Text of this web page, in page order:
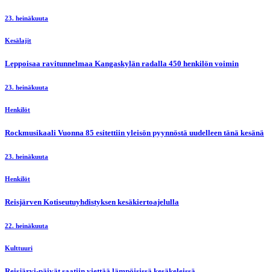
23. heinäkuuta
Kesälajit
Leppoisaa ravitunnelmaa Kangaskylän radalla 450 henkilön voimin
23. heinäkuuta
Henkilöt
Rockmusikaali Vuonna 85 esitettiin yleisön pyynnöstä uudelleen tänä kesänä
23. heinäkuuta
Henkilöt
Reisjärven Kotiseutuyhdistyksen kesäkiertoajelulla
22. heinäkuuta
Kulttuuri